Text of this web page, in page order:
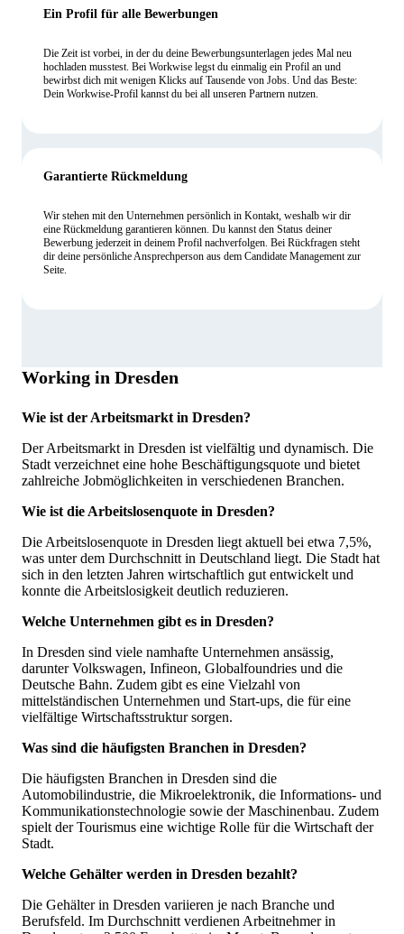
Ein Profil für alle Bewerbungen
Die Zeit ist vorbei, in der du deine Bewerbungsunterlagen jedes Mal neu
hochladen musstest. Bei Workwise legst du einmalig ein Profil an und
bewirbst dich mit wenigen Klicks auf Tausende von Jobs. Und das Beste:
Dein Workwise-Profil kannst du bei all unseren Partnern nutzen.
Garantierte Rückmeldung
Wir stehen mit den Unternehmen persönlich in Kontakt, weshalb wir dir
eine Rückmeldung garantieren können. Du kannst den Status deiner
Bewerbung jederzeit in deinem Profil nachverfolgen. Bei Rückfragen steht
dir deine persönliche Ansprechperson aus dem Candidate Management zur
Seite.
Working in Dresden
Wie ist der Arbeitsmarkt in Dresden?
Der Arbeitsmarkt in Dresden ist vielfältig und dynamisch. Die
Stadt verzeichnet eine hohe Beschäftigungsquote und bietet
zahlreiche Jobmöglichkeiten in verschiedenen Branchen.
Wie ist die Arbeitslosenquote in Dresden?
Die Arbeitslosenquote in Dresden liegt aktuell bei etwa 7,5%,
was unter dem Durchschnitt in Deutschland liegt. Die Stadt hat
sich in den letzten Jahren wirtschaftlich gut entwickelt und
konnte die Arbeitslosigkeit deutlich reduzieren.
Welche Unternehmen gibt es in Dresden?
In Dresden sind viele namhafte Unternehmen ansässig,
darunter Volkswagen, Infineon, Globalfoundries und die
Deutsche Bahn. Zudem gibt es eine Vielzahl von
mittelständischen Unternehmen und Start-ups, die für eine
vielfältige Wirtschaftsstruktur sorgen.
Was sind die häufigsten Branchen in Dresden?
Die häufigsten Branchen in Dresden sind die
Automobilindustrie, die Mikroelektronik, die Informations- und
Kommunikationstechnologie sowie der Maschinenbau. Zudem
spielt der Tourismus eine wichtige Rolle für die Wirtschaft der
Stadt.
Welche Gehälter werden in Dresden bezahlt?
Die Gehälter in Dresden variieren je nach Branche und
Berufsfeld. Im Durchschnitt verdienen Arbeitnehmer in